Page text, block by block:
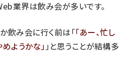
業界は飲み会が多いです。
飲み会に行く前は「 あー、忙し
めようかな 」と思うことが結構多